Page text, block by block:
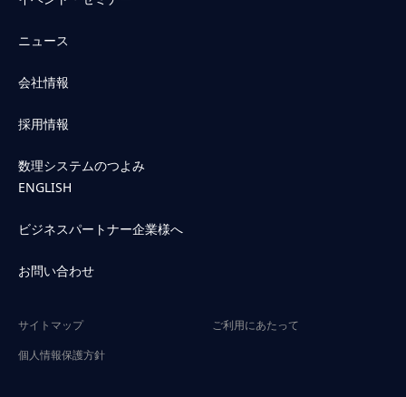
ニュース
会社情報
採用情報
数理システムのつよみ
ENGLISH
ビジネスパートナー企業様へ
お問い合わせ
サイトマップ
ご利用にあたって
個人情報保護方針